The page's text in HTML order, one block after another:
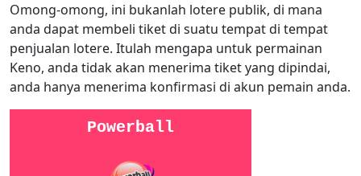
Omong-omong, ini bukanlah lotere publik, di mana
anda dapat membeli tiket di suatu tempat di tempat
penjualan lotere. Itulah mengapa untuk permainan
Keno, anda tidak akan menerima tiket yang dipindai,
anda hanya menerima konfirmasi di akun pemain anda.